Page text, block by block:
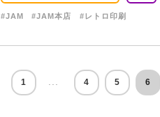
#JAM #JAM本店 #レトロ印刷
1 ... 4 5 6